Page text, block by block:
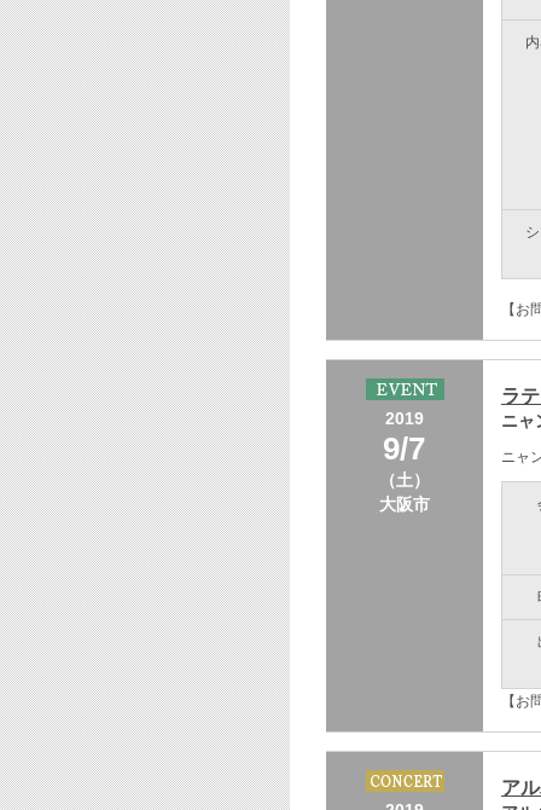
【お
2019
9/7
（土）
大阪市
ラ
ニャ
ニャ
【
ア